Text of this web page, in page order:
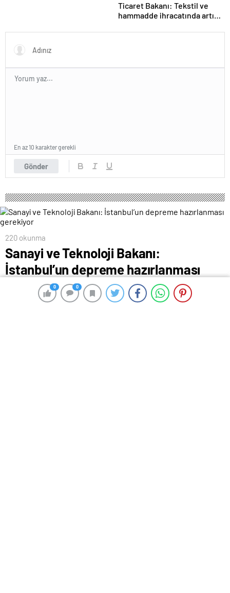
0 0
Ticaret Bakanı: Tekstil ve
hammadde ihracatında artış
Gönder
En az 10 karakter gerekli
220 okunma
Sanayi ve Teknoloji Bakanı:
İstanbul’un depreme hazırlanması
gerekiyor
News 19 Mart 2024 00:54
0 0